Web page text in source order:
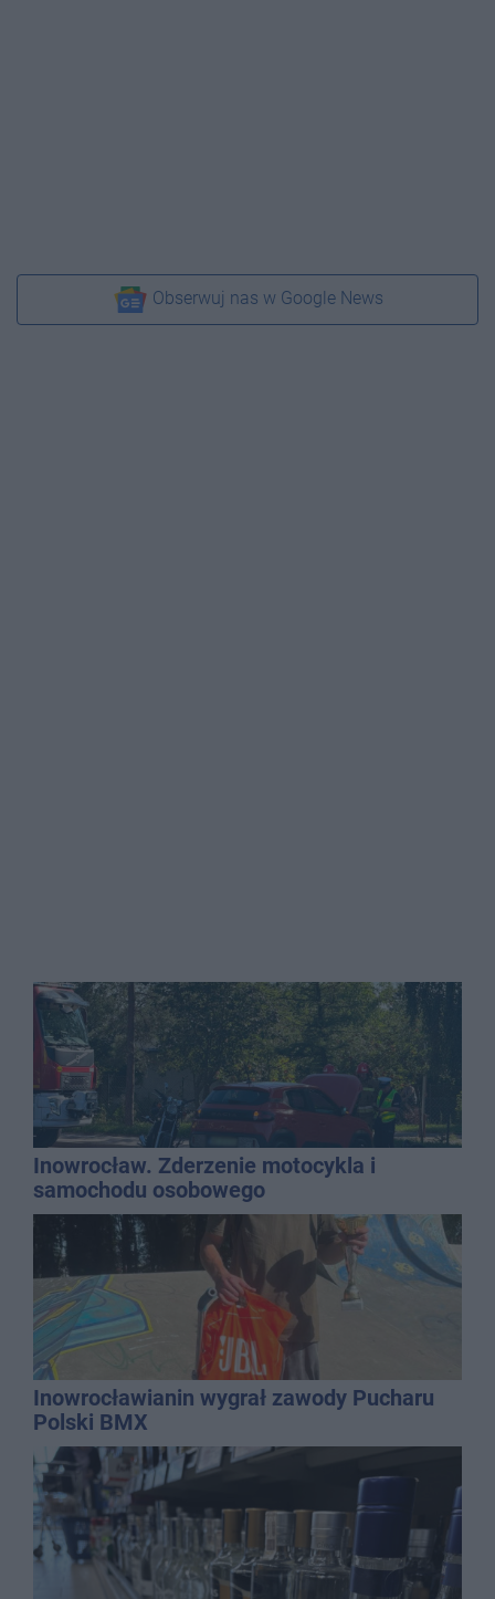
Obserwuj nas w Google News
Inowrocław. Zderzenie motocykla i
samochodu osobowego
Inowrocławianin wygrał zawody Pucharu
Polski BMX